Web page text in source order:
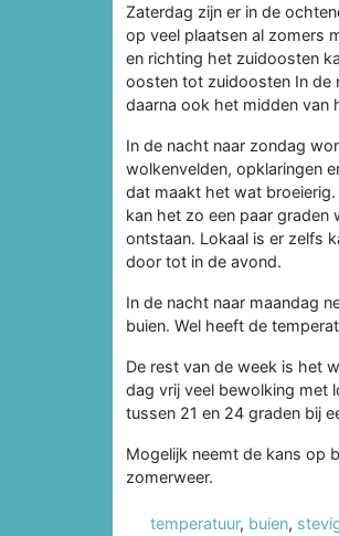
Zaterdag zijn er in de
op veel plaatsen al zomers
en richting het zuidoosten
oosten tot zuidoosten In de
daarna ook het midden van
In de nacht naar zondag
wolkenvelden, opklaringen
dat maakt het wat
kan het zo een paar graden
ontstaan. Lokaal is er zelfs
door tot in de avond.
In de nacht naar maandag
buien. Wel heeft de
De rest van de week is het
dag vrij veel bewolking met
tussen 21 en 24 graden bij
Mogelijk neemt de kans op
zomerweer.
temperatuur, buien,